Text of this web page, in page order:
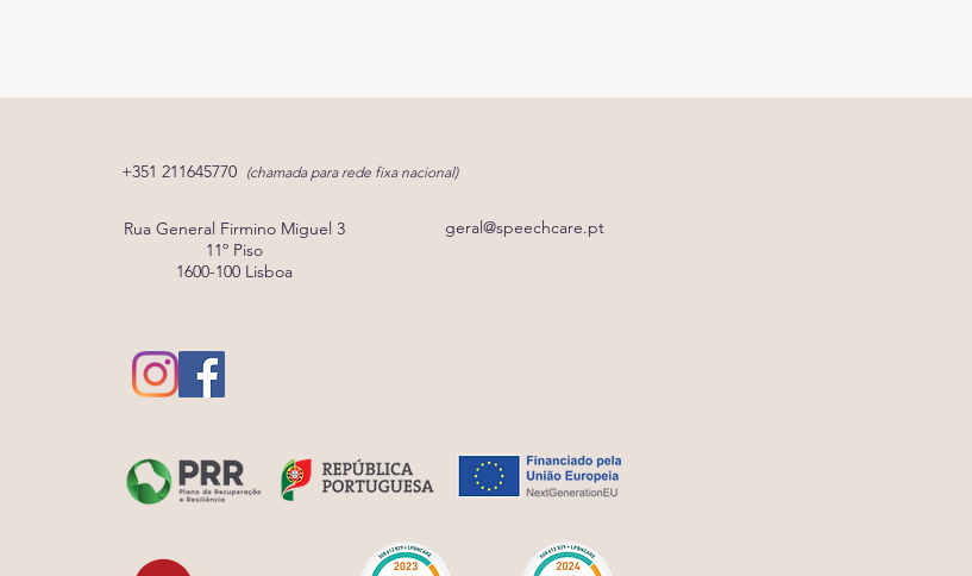
+351 211645770 (chamada para rede fixa nacional)
Rua General Firmino Miguel 3
11º Piso
1600-100 Lisboa
geral@speechcare.pt